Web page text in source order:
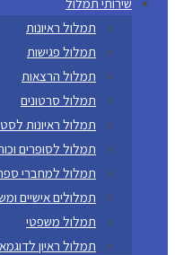
תמלול ראיונות
תמלול פגישות
תמלול הרצאות
תמלול סרטונים
תמלול ראיונות
תמלול לסופרים
תמלול למחברי
תמלולים אישיים
תמלול משפטי
תמלול ראיון לדוגמא